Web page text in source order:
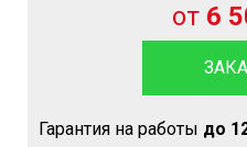
от 6
Гарантия на работы до